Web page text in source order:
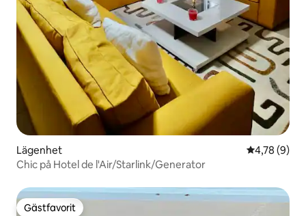
Lägenhet 4,78 av 5 i
4,78 (9)
Chic på Hotel de l'Air/Starlink/Generator
Gästfavorit